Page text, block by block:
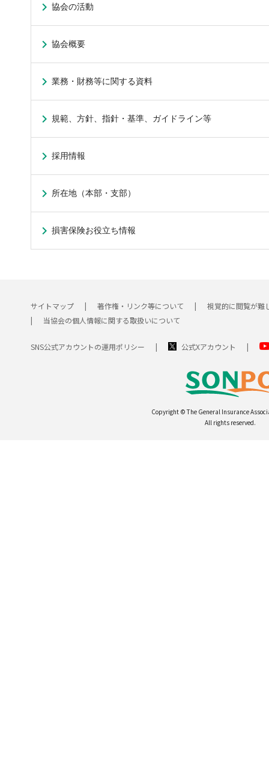
協会の活動
協会概要
業務・財務等に関する資料
規範、方針、指針・基準、ガイドライン等
採用情報
所在地（本部・支部）
損害保険お役立ち情報
サイトマップ 著作権・リンク等について
視覚的に閲覧が難
当協会の個人情報に関する取扱いについて
SNS公式アカウントの運用ポリシー 公式Xアカウント
Copyright © The General Insurance
All rights reserved.